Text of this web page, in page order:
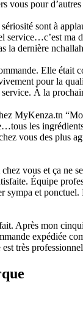
vous pour
sont à
service…c’est ma
la dernière
Elle était
pour la
À la
MyKenza.tn
les
vous des plus
vous et ça ne
Équipe
sympa et
Après mon
expédiée
très